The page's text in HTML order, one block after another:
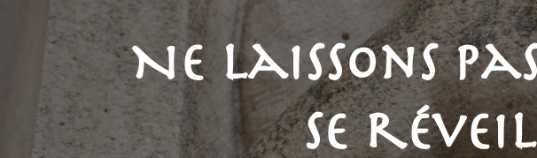
Ne laissons
se